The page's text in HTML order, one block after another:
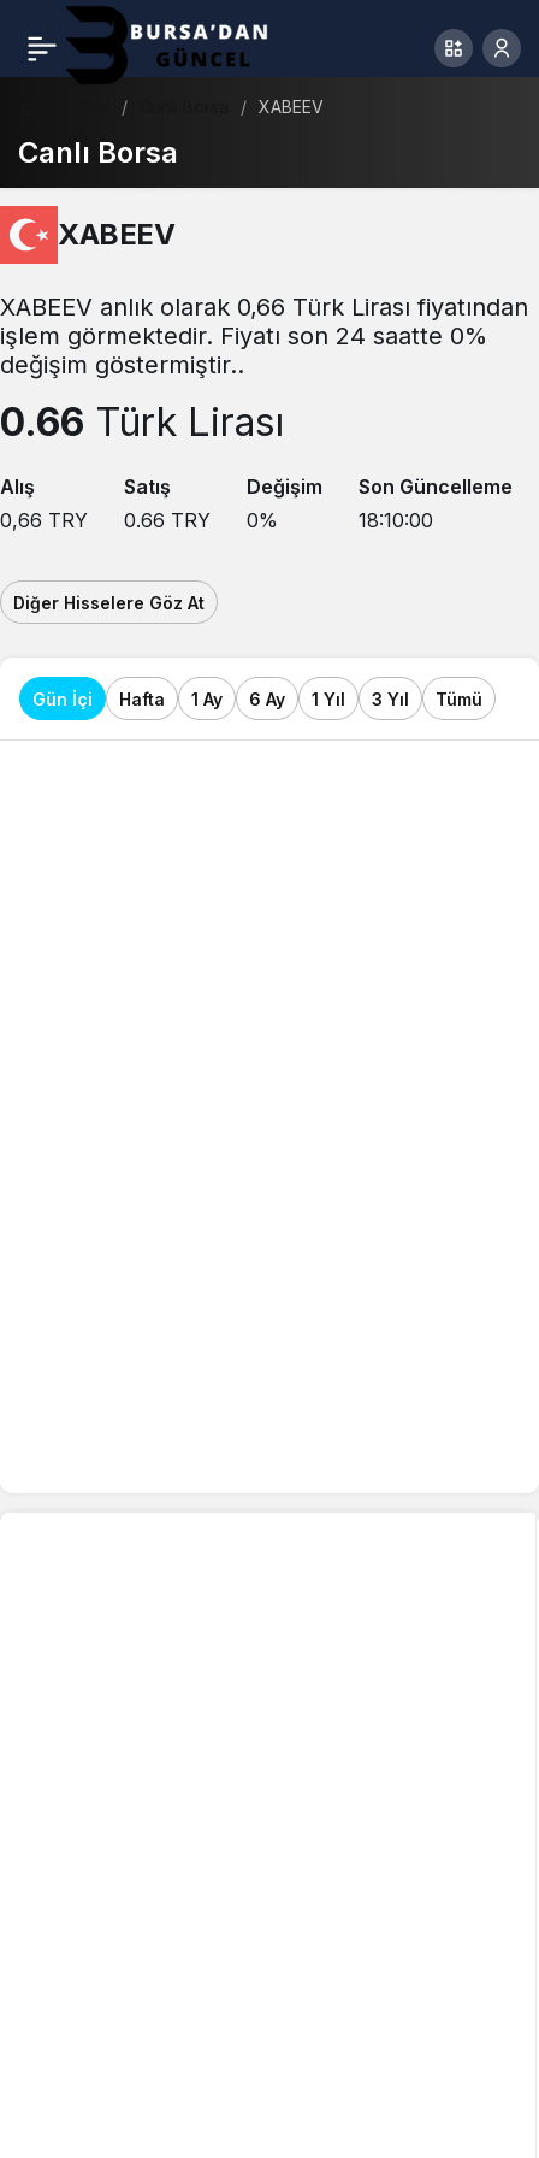
XABEEV
Canlı Borsa
XABEEV
XABEEV anlık olarak 0,66 Türk Lirası fiyatından
işlem görmektedir. Fiyatı son 24 saatte 0%
değişim göstermiştir..
0.66 Türk Lirası
Alış
0,66 TRY
Satış
0.66 TRY
Değişim
0%
Son Güncelleme
18:10:00
Diğer Hisselere Göz At
Gün İçi Hafta 1 Ay 6 Ay 1 Yıl 3 Yıl Tümü